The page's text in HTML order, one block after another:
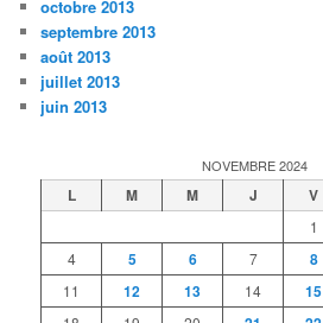
octobre 2013
septembre 2013
août 2013
juillet 2013
juin 2013
NOVEMBRE 2024
L M M J V
1
4 5 6 7 8
11 12 13 14 15